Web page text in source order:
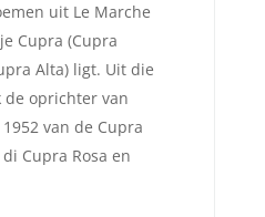
uit Le Marche
Cupra (Cupra
Alta) ligt. Uit die
de oprichter van
van de Cupra
Cupra Rosa en